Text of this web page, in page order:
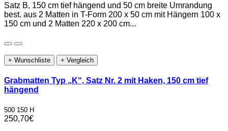
Satz B, 150 cm tief hängend und 50 cm breite Umrandung
best. aus 2 Matten in T-Form 200 x 50 cm mit Hängern 100 x
150 cm und 2 Matten 220 x 200 cm...
+ Wunschliste + Vergleich
Grabmatten Typ „K“, Satz Nr. 2 mit Haken, 150 cm tief
hängend
500 150 H
250,70€